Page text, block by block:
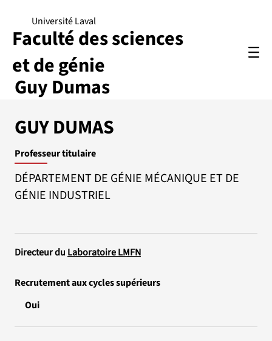
Guy Dumas
Université Laval
Faculté des sciences
et de génie
GUY DUMAS
Professeur titulaire
DÉPARTEMENT DE GÉNIE MÉCANIQUE ET DE
GÉNIE INDUSTRIEL
Directeur du Laboratoire LMFN
Recrutement aux cycles supérieurs
Oui